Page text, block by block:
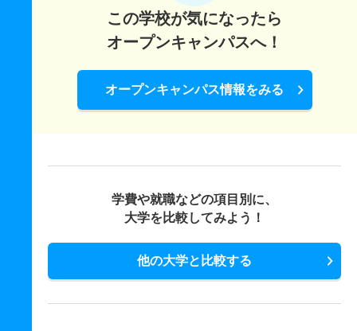
この学校が気になったら
オープンキャンパスへ！
オープンキャンパス情報をみる
学費や就職などの項目別に、
大学を比較してみよう！
他の大学と比較する